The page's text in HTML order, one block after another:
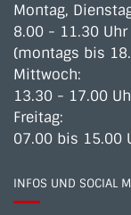
Montag,
8.00 - 11.30
(montags bis
Mittwoch:
13.30 - 17.00
Freitag:
07.00 bis 15.00
INFOS UND SOCIAL